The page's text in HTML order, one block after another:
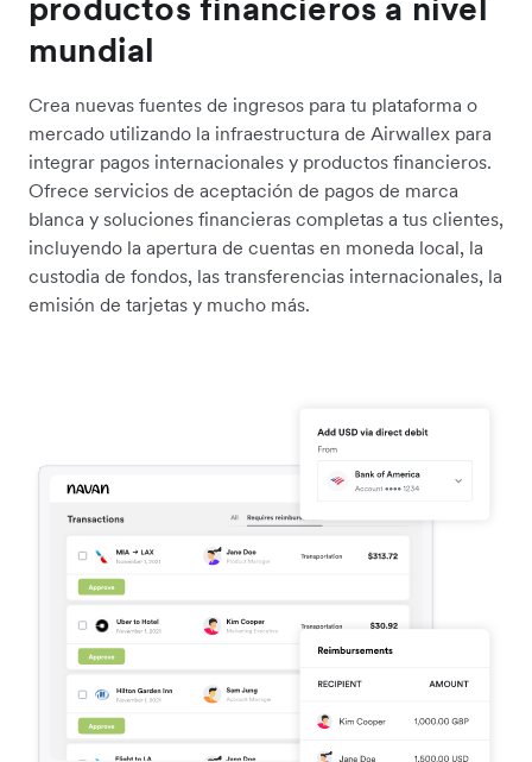
mundial
Crea nuevas fuentes de ingresos para tu plataforma o
mercado utilizando la infraestructura de Airwallex para
integrar pagos internacionales y productos financieros.
Ofrece servicios de aceptación de pagos de marca
blanca y soluciones financieras completas a tus clientes,
incluyendo la apertura de cuentas en moneda local, la
custodia de fondos, las transferencias internacionales, la
emisión de tarjetas y mucho más.